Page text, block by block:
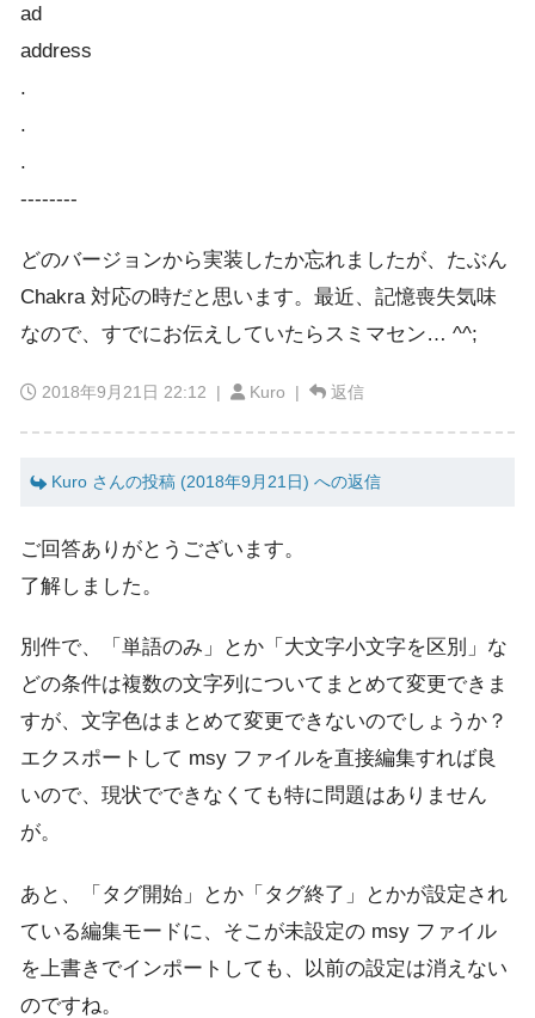
ad
address
.
.
.
--------
どのバージョンから実装したか忘れましたが、たぶん
Chakra 対応の時だと思います。最近、記憶喪失気味
なので、すでにお伝えしていたらスミマセン… ^^;
2018年9月21日 22:12 | Kuro | 返信
Kuro さんの投稿 (2018年9月21日) への返信
ご回答ありがとうございます。
了解しました。
別件で、「単語のみ」とか「大文字小文字を区別」な
どの条件は複数の文字列についてまとめて変更できま
すが、文字色はまとめて変更できないのでしょうか？
エクスポートして msy ファイルを直接編集すれば良
いので、現状でできなくても特に問題はありません
が。
あと、「タグ開始」とか「タグ終了」とかが設定され
ている編集モードに、そこが未設定の msy ファイル
を上書きでインポートしても、以前の設定は消えない
のですね。